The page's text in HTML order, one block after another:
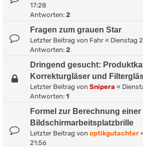
17:28
Antworten: 2
Fragen zum grauen Star
Letzter Beitrag von Fahr « Dienstag
Antworten: 2
Dringend gesucht:
Korrekturgläser und
Letzter Beitrag von Snipera «
Antworten: 1
Formel zur Berechnung einer
Bildschirmarbeitsplatzbrille
Letzter Beitrag von optikgutachter
21:56